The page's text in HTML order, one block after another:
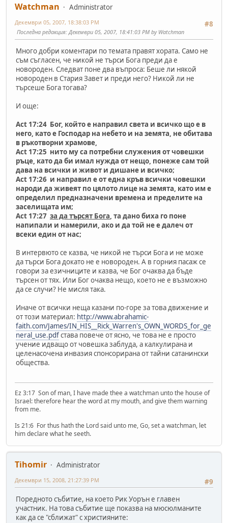
Watchman
Administrator
#8
Декември 05, 2007, 18:38:03 PM
Последна редакция: Декември 05, 2007, 18:41:03 PM by Watchman
Много добри коментари по темата правят хората. Само не
съм съгласен, че никой не търси Бога преди да е
новороден. Следват поне два въпроса: Беше ли някой
новороден в Стария Завет и преди него? Никой ли не
търсеше Бога тогава?
И още:
Act 17:24 Бог, който е направил света и всичко що е в
него, като е Господар на небето и на земята, не обитава
в ръкотворни храмове,
Act 17:25 нито му са потребни служения от човешки
ръце, като да би имал нужда от нещо, понеже сам той
дава на всички и живот и дишане и всичко;
Act 17:26 и направил е от една кръв всички човешки
народи да живеят по цялото лице на земята, като им е
определил предназначени времена и пределите на
заселищата им;
Act 17:27 за да търсят Бога, та дано биха го поне
напипали и намерили, ако и да той не е далеч от
всеки един от нас;
В интервюто се казва, че никой не търси Бога и не може
да търси Бога докато не е новороден. А в горния пасаж се
говори за езичниците и казва, че Бог очаква да бъде
търсен от тях. Или Бог очаква нещо, което не е възможно
да се случи? Не мисля така.
Иначе от всички неща казани по-горе за това движение и
от този материал: http://www.abrahamic-
faith.com/James/IN_HIS__Rick_Warren's_OWN_WORDS_for_ge
neral_use.pdfстава повече от ясно, че това не е просто
учение идващо от човешка заблуда, а калкулирана и
целенасочена инвазия спонсорирана от тайни сатанински
общества.
Ez 3:17 Son of man, I have made thee a watchman unto the house of
Israel: therefore hear the word at my mouth, and give them warning
from me.
Is 21:6 For thus hath the Lord said unto me, Go, set a watchman, let
him declare what he seeth.
Tihomir
Administrator
#9
Декември 15, 2008, 21:27:39 PM
Поредното събитие, на което Рик Уорън е главен
участник. На това събитие ще показва на мюсюлманите
как да се "сближат" с християните: